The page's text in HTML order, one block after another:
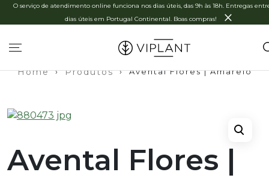
O serviço de atendimento online funciona nos dias úteis, das 9h às 18h. Entregas
dias úteis em Portugal Continental. Boas compras!
×
Home › Produtos › Avental Flores | Amarelo
Avental Flores |